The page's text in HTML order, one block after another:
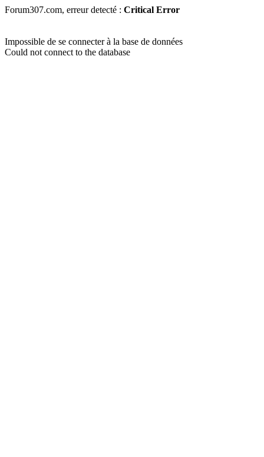
Forum307.com, erreur detecté : Critical Error
Impossible de se connecter à la base de données
Could not connect to the database